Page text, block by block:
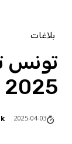
بلاغات
تونس
2025‎
2025-04-03